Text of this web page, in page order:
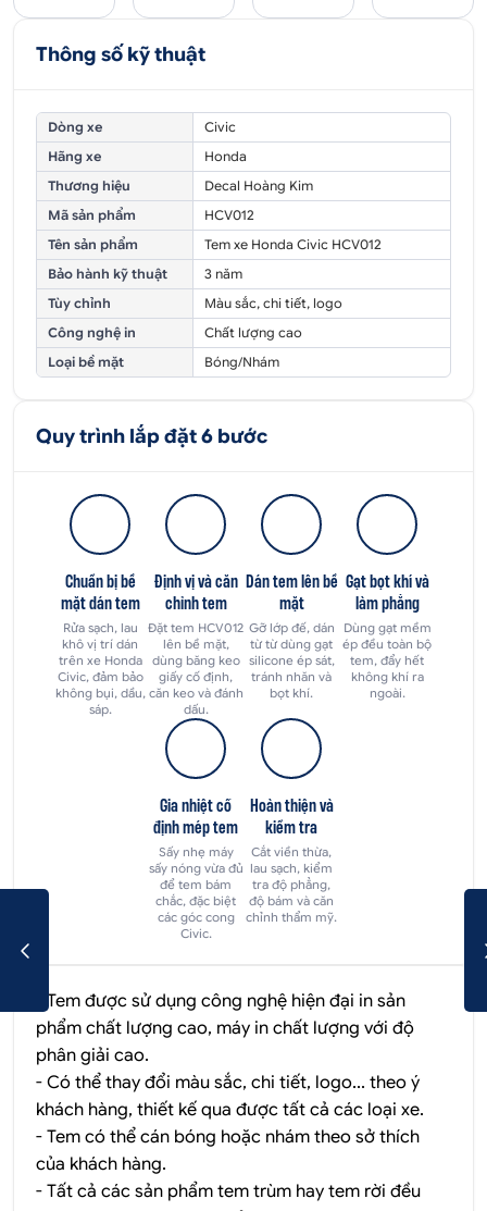
Thông số kỹ thuật
Dòng xe
Civic
Hãng xe
Honda
Thương hiệu
Decal Hoàng Kim
Mã sản phẩm
HCV012
Tên sản phẩm
Tem xe Honda Civic HCV012
Bảo hành kỹ thuật
3 năm
Tùy chỉnh
Màu sắc, chi tiết, logo
Công nghệ in
Chất lượng cao
Loại bề mặt
Bóng/Nhám
Quy trình lắp đặt 6 bước
Chuẩn bị bề
mặt dán tem
Rửa sạch, lau
khô vị trí dán
trên xe Honda
Civic, đảm bảo
không bụi, dầu,
sáp.
Định vị và căn
chỉnh tem
Đặt tem HCV012
lên bề mặt,
dùng băng keo
giấy cố định,
căn keo và đánh
dấu.
Dán tem lên bề
mặt
Gỡ lớp đế, dán
từ từ dùng gạt
silicone ép sát,
tránh nhăn và
bọt khí.
Gạt bọt khí và
làm phẳng
Dùng gạt mềm
ép đều toàn bộ
tem, đẩy hết
không khí ra
ngoài.
Gia nhiệt cố
định mép tem
Sấy nhẹ máy
sấy nóng vừa đủ
để tem bám
chắc, đặc biệt
các góc cong
Civic.
Hoàn thiện và
kiểm tra
Cắt viền thừa,
lau sạch, kiểm
tra độ phẳng,
độ bám và căn
chỉnh thẩm mỹ.
- Tem được sử dụng công nghệ hiện đại in sản
phẩm chất lượng cao, máy in chất lượng với độ
phân giải cao.
- Có thể thay đổi màu sắc, chi tiết, logo... theo ý
khách hàng, thiết kế qua được tất cả các loại xe.
- Tem có thể cán bóng hoặc nhám theo sở thích
của khách hàng.
- Tất cả các sản phẩm tem trùm hay tem rời đều